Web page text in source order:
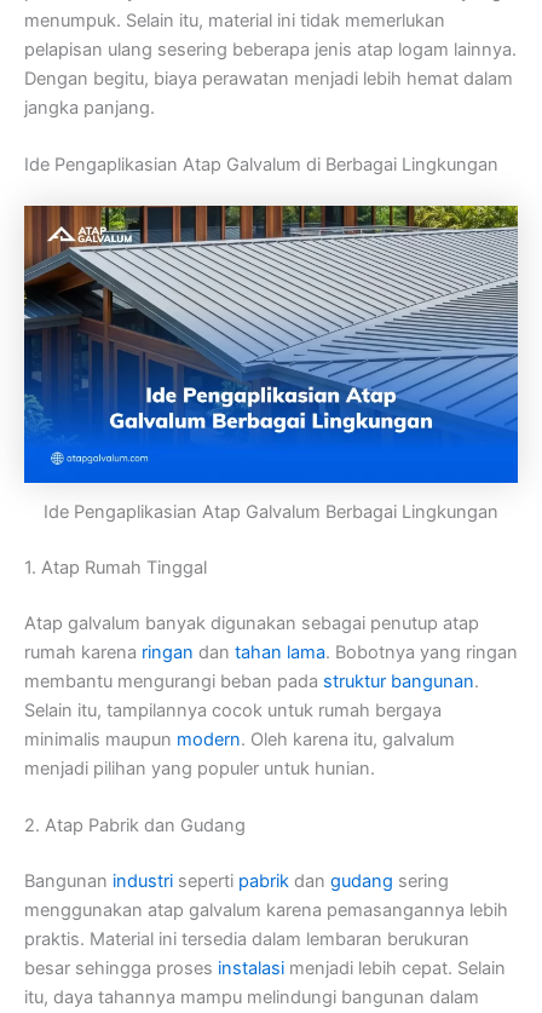
menumpuk. Selain itu, material ini tidak memerlukan
pelapisan ulang sesering beberapa jenis atap logam lainnya.
Dengan begitu, biaya perawatan menjadi lebih hemat dalam
jangka panjang.
Ide Pengaplikasian Atap Galvalum di Berbagai Lingkungan
Ide Pengaplikasian Atap Galvalum Berbagai Lingkungan
1. Atap Rumah Tinggal
Atap galvalum banyak digunakan sebagai penutup atap
rumah karena ringan dan tahan lama. Bobotnya yang ringan
membantu mengurangi beban pada struktur bangunan.
Selain itu, tampilannya cocok untuk rumah bergaya
minimalis maupun modern. Oleh karena itu, galvalum
menjadi pilihan yang populer untuk hunian.
2. Atap Pabrik dan Gudang
Bangunan industri seperti pabrik dan gudang sering
menggunakan atap galvalum karena pemasangannya lebih
praktis. Material ini tersedia dalam lembaran berukuran
besar sehingga proses instalasi menjadi lebih cepat. Selain
itu, daya tahannya mampu melindungi bangunan dalam